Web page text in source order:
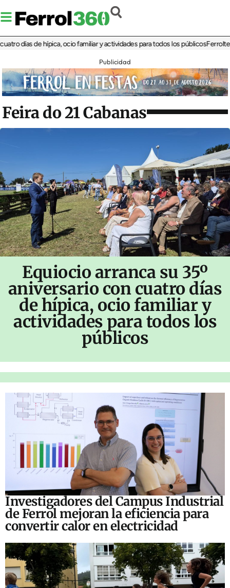
de hípica, ocio familiar y actividades para todos los públicosFerrolterra
Publicidad
Feira do 21 Cabanas
Equiocio arranca su 35º
aniversario con cuatro días
de hípica, ocio familiar y
actividades para todos los
públicos
Investigadores del Campus Industrial
de Ferrol mejoran la eficiencia para
convertir calor en electricidad